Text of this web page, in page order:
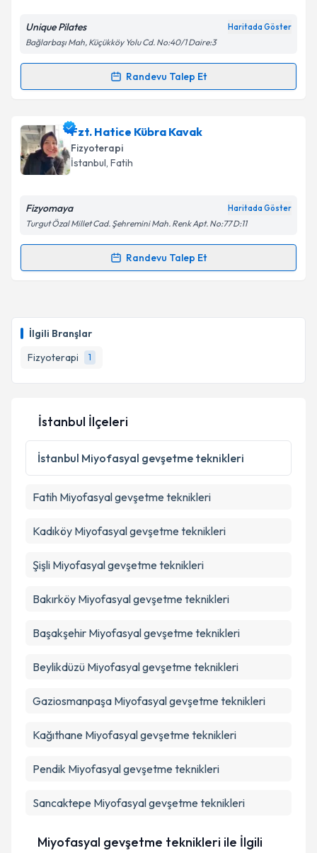
İlgili Branşlar
Fizyoterapi
1
Unique Pilates Haritada Göster
Bağlarbaşı Mah, Küçükköy Yolu Cd. No:40/1 Daire:3
Randevu Talep Et
Randevu Takvimi Talebi
Fzt. Tuğba Çakır Okayiçin randevu takvimi talebi
oluşturun. Size bu uzmandan randevu almanız için bir
takvim hazırlandığında e-posta ile bilgilendireceğiz.
Kişisel verilerimin işlenmesine ilişkin
Metni'ni okudum ve kişisel verilerimin belirtilen
Fzt. Hatice Kübra Kavak
Fizyoterapi
İstanbul, Fatih
Fizyomaya Haritada Göster
Turgut Özal Millet Cad. Şehremini Mah. Renk Apt. No:77 D:11
Randevu Talep Et
Randevu Takvimi Talebi
takvim hazırlandığında e-posta ile bilgilendireceğiz.
E-posta Adresiniz
Kişisel verilerimin işlenmesine ilişkinAydınlatma
Metni 'ni okudum ve kişisel verilerimin belirtilen
kapsamda işlenmesini kabul ediyorum.
İstanbul İlçeleri
İstanbul Miyofasyal gevşetme teknikleri
Fatih Miyofasyal gevşetme teknikleri
Kadıköy Miyofasyal gevşetme teknikleri
Şişli Miyofasyal gevşetme teknikleri
Bakırköy Miyofasyal gevşetme teknikleri
Başakşehir Miyofasyal gevşetme teknikleri
Beylikdüzü Miyofasyal gevşetme teknikleri
Gaziosmanpaşa Miyofasyal gevşetme teknikleri
Kağıthane Miyofasyal gevşetme teknikleri
Pendik Miyofasyal gevşetme teknikleri
Sancaktepe Miyofasyal gevşetme teknikleri
Miyofasyal gevşetme teknikleri ile İlgili